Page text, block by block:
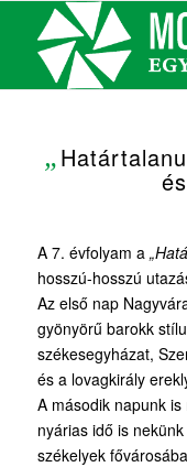
„
A 7. évfolyam a
hosszú-hosszú
Az első nap
gyönyörű barokk
székesegyházat,
és a lovagkirály
A második napunk
nyárias idő is
székelyek